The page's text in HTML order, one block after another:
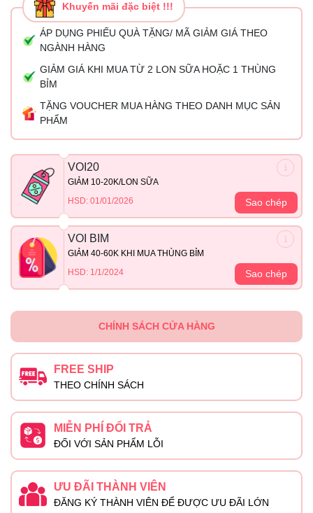
Khuyến mãi đặc biệt !!!
ÁP DỤNG PHIẾU QUÀ TẶNG/ MÃ GIẢM GIÁ THEO
NGÀNH HÀNG
GIẢM GIÁ KHI MUA TỪ 2 LON SỮA HOẶC 1 THÙNG
BỈM
TẶNG VOUCHER MUA HÀNG THEO DANH MỤC SẢN
PHẨM
VOI20
GIẢM 10-20K/LON SỮA
HSD: 01/01/2026
Sao chép
VOI BIM
GIẢM 40-60K KHI MUA THÙNG BỈM
HSD: 1/1/2024
Sao chép
CHÍNH SÁCH CỬA HÀNG
FREE SHIP
THEO CHÍNH SÁCH
MIỄN PHÍ ĐỔI TRẢ
ĐỐI VỚI SẢN PHẨM LỖI
ƯU ĐÃI THÀNH VIÊN
ĐĂNG KÝ THÀNH VIÊN ĐỂ ĐƯỢC ƯU ĐÃI LỚN